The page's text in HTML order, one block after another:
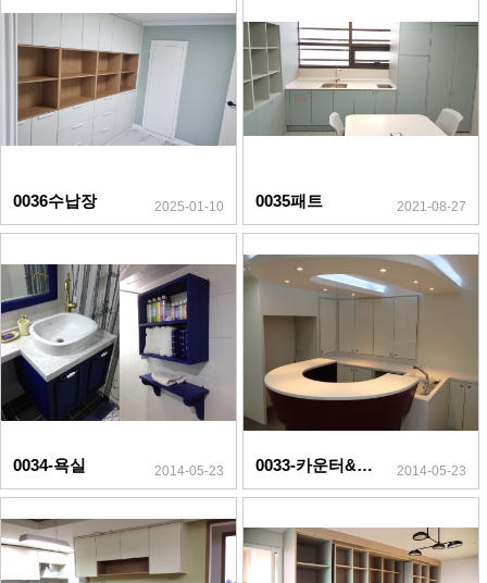
0036수납장 2025-01-10 0035패트 2021-08-27
0034-욕실 2014-05-23 0033-카운터&수납장 2014-05-23